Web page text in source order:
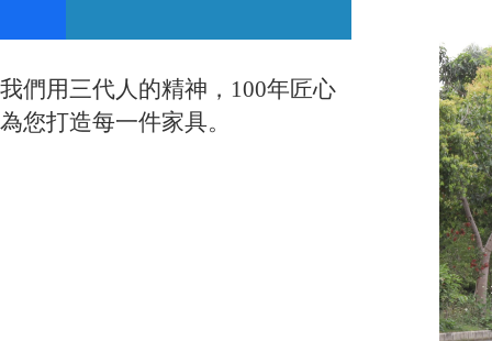
我們用三代人的精神，100年匠心
為您打造每一件家具。